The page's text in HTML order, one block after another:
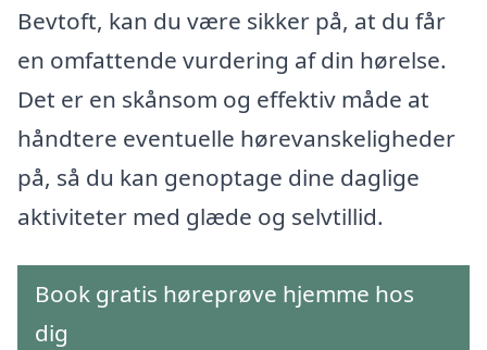
Bevtoft, kan du være sikker på, at du får
en omfattende vurdering af din hørelse.
Det er en skånsom og effektiv måde at
håndtere eventuelle hørevanskeligheder
på, så du kan genoptage dine daglige
aktiviteter med glæde og selvtillid.
Book gratis høreprøve hjemme hos
dig